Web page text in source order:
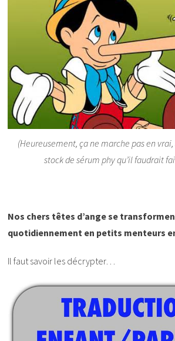
(Heureusement, ça ne marche pas en
stock de sérum phy qu’il faudrait
Nos chers têtes d’ange se
quotidiennement en petits menteurs
Il faut savoir les décrypter…